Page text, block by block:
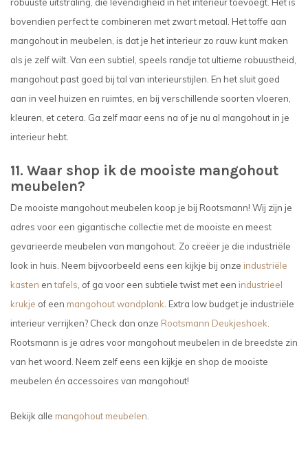
robuuste uitstraling, die levendigheid in het interieur toevoegt. Het is
bovendien perfect te combineren met zwart metaal. Het toffe aan
mangohout in meubelen, is dat je het interieur zo rauw kunt maken
als je zelf wilt. Van een subtiel, speels randje tot ultieme robuustheid,
mangohout past goed bij tal van interieurstijlen. En het sluit goed
aan in veel huizen en ruimtes, en bij verschillende soorten vloeren,
kleuren, et cetera. Ga zelf maar eens na of je nu al mangohout in je
interieur hebt.
11. Waar shop ik de mooiste mangohout
meubelen?
De mooiste mangohout meubelen koop je bij Rootsmann! Wij zijn je
adres voor een gigantische collectie met de mooiste en meest
gevarieerde meubelen van mangohout. Zo creëer je die industriële
look in huis. Neem bijvoorbeeld eens een kijkje bij onze industriële
kasten entafels , of ga voor een subtiele twist met een industrieel
krukje of een mangohout wandplank . Extra low budget je industriële
interieur verrijken? Check dan onze Rootsmann Deukjeshoek
Rootsmann is je adres voor mangohout meubelen in de breedste zin
van het woord. Neem zelf eens een kijkje en shop de mooiste
meubelen én accessoires van mangohout!
Bekijk alle mangohout meubelen.